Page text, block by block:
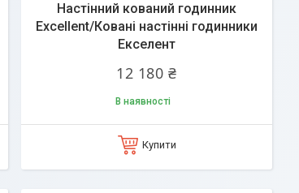
Настінний кований годинник
Excellent/Ковані настінні годинники
Екселент
12 180 ₴
В наявності
Купити